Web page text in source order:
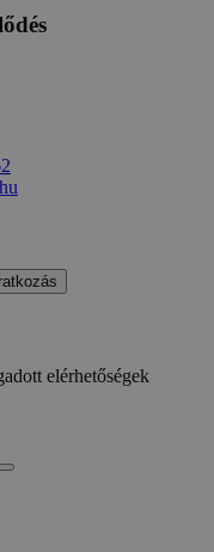
elérhetőségek